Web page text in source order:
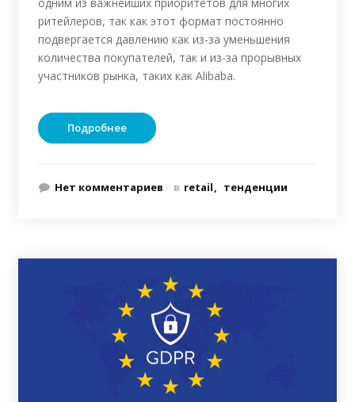
ритейлеров, так как этот формат постоянно
подвергается давлению как из-за уменьшения
количества покупателей, так и из-за прорывных
участников рынка, таких как Alibaba.
Подробнее
Нет комментариев в retail тенденции